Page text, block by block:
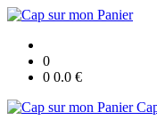
0
0 0.0 €